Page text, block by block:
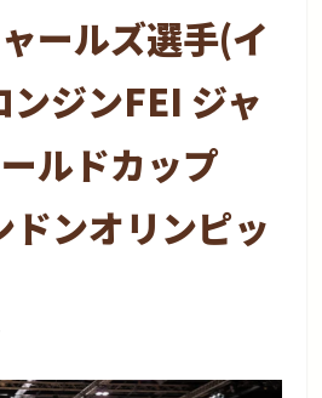
ールズ選手(イ
ジンFEI ジャ
ルドカップ
ンオリンピッ